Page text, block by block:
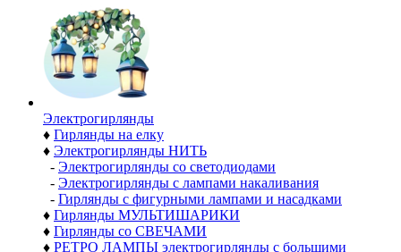
Электро­гирлянды
♦ Гирлянды на елку
♦ Электрогирлянды НИТЬ
- Электрогирлянды со светодиодами
- Электрогирлянды с лампами накаливания
- Гирлянды с фигурными лампами и насадками
♦ Гирлянды МУЛЬТИШАРИКИ
♦ Гирлянды со СВЕЧАМИ
♦ РЕТРО ЛАМПЫ электрогирлянды с большими